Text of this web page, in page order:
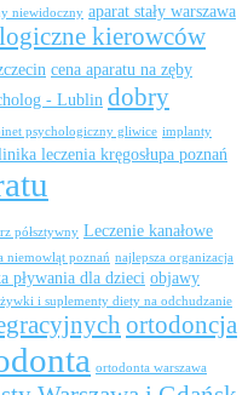
niewidoczny aparat stały warszawa
kierowców
cena aparatu na zęby
- Lublin dobry
psychologiczny gliwice implanty
leczenia kręgosłupa poznań
półsztywny Leczenie kanałowe
niemowląt poznań najlepsza organizacja
pływania dla dzieci objawy
i suplementy diety na odchudzanie
ortodoncja
ortodonta warszawa